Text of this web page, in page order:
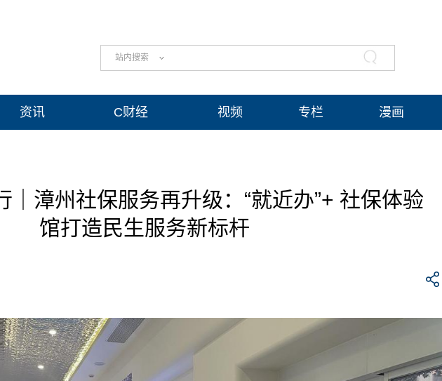
站内搜索
资讯 C财经 视频 专栏 漫画
｜漳州社保服务再升级：“就近办”+ 社保体验
馆打造民生服务新标杆